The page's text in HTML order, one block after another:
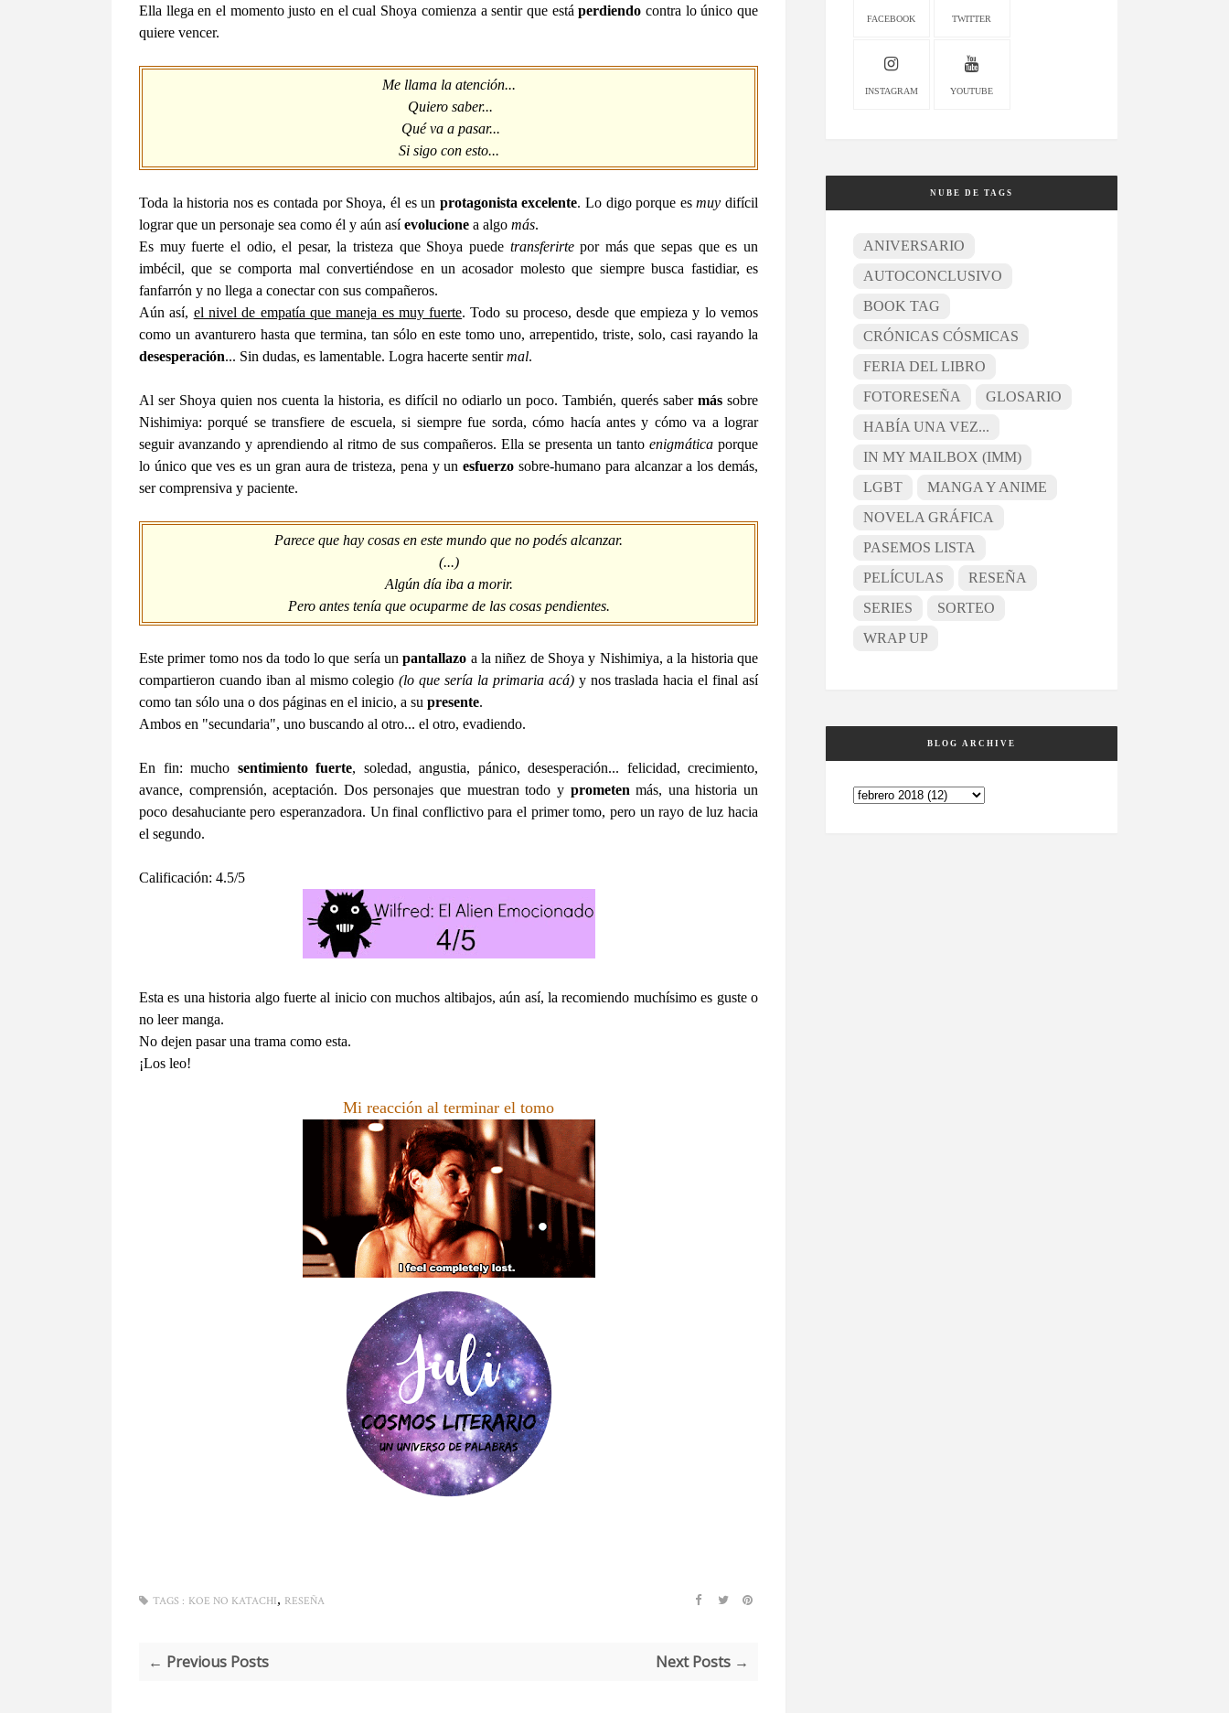
Ella llega en el momento justo en el cual Shoya comienza a sentir que estáperdiendo contra lo único que
quiere vencer.
Me llama la atención...
Quiero saber...
Qué va a pasar...
Si sigo con esto...
Toda la historia nos es contada por Shoya, él es un protagonista excelente. Lo digo porque esmuy difícil
lograr que un personaje sea como él y aún asíevolucione a algo más.
Es muy fuerte el odio, el pesar, la tristeza que Shoya puede transferirtepor más que sepas que es un
imbécil, que se comporta mal convertiéndose en un acosador molesto que siempre busca fastidiar, es
fanfarrón y no llega a conectar con sus compañeros.
Aún así, el nivel de empatía que maneja es muy fuerte. Todo su proceso, desde que empieza y lo vemos
como un avanturero hasta que termina, tan sólo en este tomo uno, arrepentido, triste, solo, casi rayando la
desesperación... Sin dudas, es lamentable. Logra hacerte sentirmal.
Al ser Shoya quien nos cuenta la historia, es difícil no odiarlo un poco. También, querés saber más sobre
Nishimiya: porqué se transfiere de escuela, si siempre fue sorda, cómo hacía antes y cómo va a lograr
seguir avanzando y aprendiendo al ritmo de sus compañeros. Ella se presenta un tanto enigmática porque
lo único que ves es un gran aura de tristeza, pena y unesfuerzosobre-humano para alcanzar a los demás,
ser comprensiva y paciente.
Parece que hay cosas en este mundo que no podés alcanzar.
(...)
Algún día iba a morir.
Pero antes tenía que ocuparme de las cosas pendientes.
Este primer tomo nos da todo lo que sería unpantallazo a la niñez de Shoya y Nishimiya, a la historia que
compartieron cuando iban al mismo colegio(lo que sería la primaria acá)y nos traslada hacia el final así
como tan sólo una o dos páginas en el inicio, a su presente.
Ambos en "secundaria", uno buscando al otro... el otro, evadiendo.
En fin: mucho sentimiento fuerte, soledad, angustia, pánico, desesperación... felicidad, crecimiento,
avance, comprensión, aceptación. Dos personajes que muestran todo y prometenmás, una historia un
poco desahuciante pero esperanzadora. Un final conflictivo para el primer tomo, pero un rayo de luz hacia
el segundo.
Calificación: 4.5/5
Esta es una historia algo fuerte al inicio con muchos altibajos, aún así, la recomiendo muchísimo es guste o
no leer manga.
No dejen pasar una trama como esta.
¡Los leo!
Mi reacción al terminar el tomo
TAGS : KOE NO KATACHI, RESEÑA
← Previous Posts Next Posts →
FACEBOOK TWITTER
INSTAGRAM YOUTUBE
NUBE DE TAGS
ANIVERSARIO
AUTOCONCLUSIVO
BOOK TAG
CRÓNICAS CÓSMICAS
FERIA DEL LIBRO
FOTORESEÑA
GLOSARIO
HABÍA UNA VEZ...
IN MY MAILBOX (IMM)
LGBT
MANGA Y ANIME
NOVELA GRÁFICA
PASEMOS LISTA
PELÍCULAS
RESEÑA
SERIES
SORTEO
WRAP UP
BLOG ARCHIVE